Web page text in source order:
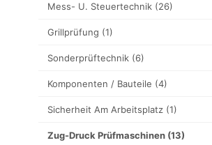
Mess- U. Steuertechnik (26)
Grillprüfung (1)
Sonderprüftechnik (6)
Komponenten / Bauteile (4)
Sicherheit Am Arbeitsplatz (1)
Zug-Druck Prüfmaschinen (13)